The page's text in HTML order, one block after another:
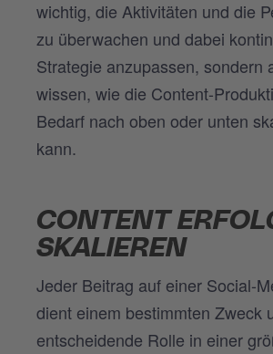
wichtig, die Aktivitäten und die
zu überwachen und dabei
Strategie anzupassen, sondern
wissen, wie die Content-
Bedarf nach oben oder unten
kann.
CONTENT
SKALIEREN
Jeder Beitrag auf einer Social-
dient einem bestimmten Zweck
entscheidende Rolle in einer